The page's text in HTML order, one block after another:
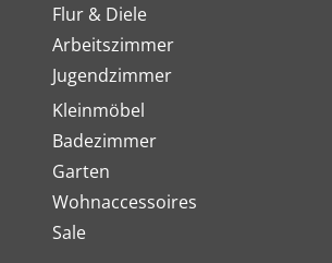
Flur & Diele
Arbeitszimmer
Jugendzimmer
Kleinmöbel
Badezimmer
Garten
Wohnaccessoires
Sale